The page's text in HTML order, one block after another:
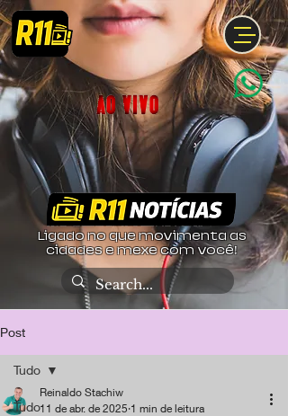
Ligado no que movimenta as
cidades e mexe com você!
Post
Tudo
Tudo
Reinaldo Stachiw
11 de abr. de 2025 1 min de leitura